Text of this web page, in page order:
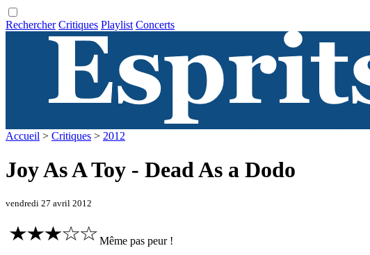
Rechercher Critiques Playlist Concerts
Accueil > Critiques > 2012
Joy As A Toy - Dead As a Dodo
vendredi 27 avril 2012
Même pas peur !